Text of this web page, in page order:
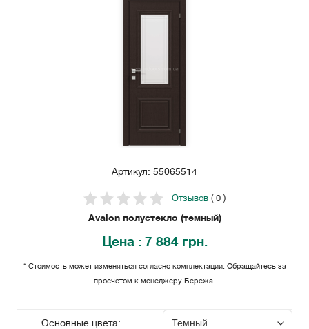
Артикул: 55065514
Отзывов ( 0 )
Avalon полустекло (темный)
Цена : 7 884 грн.
* Стоимость может изменяться согласно комплектации. Обращайтесь за
просчетом к менеджеру Бережа.
Основные цвета: